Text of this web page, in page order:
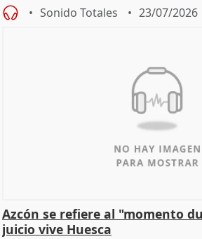
Sonido Totales 23/07/2026
Azcón se refiere al "momento
juicio vive Huesca